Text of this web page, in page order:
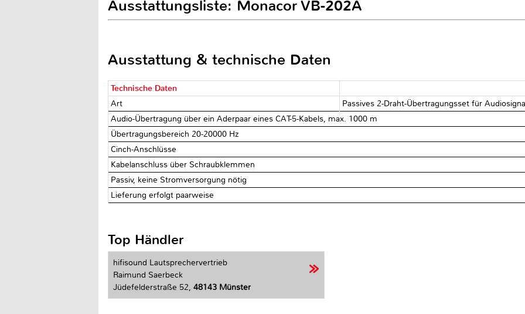
Ausstattungsliste: Monacor VB-202A
Ausstattung & technische Daten
Technische Daten
Art
Passives 2-Draht-Übertragungsset für
Audio-Übertragung über ein Aderpaar eines CAT-5-Kabels, max. 1000 m
Übertragungsbereich 20-20000 Hz
Cinch-Anschlüsse
Kabelanschluss über Schraubklemmen
Passiv, keine Stromversorgung nötig
Lieferung erfolgt paarweise
Top Händler
hifisound Lautsprechervertrieb
Raimund Saerbeck
Jüdefelderstraße 52, 48143 Münster